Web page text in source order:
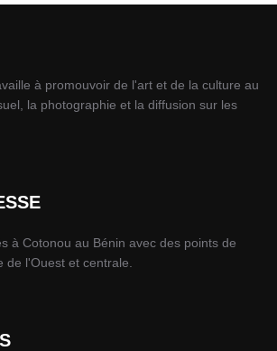
à promouvoir de l'art et de la culture au
la photographie et la diffusion sur les
à Cotonou au Bénin avec des points de
de l'Ouest et centrale.